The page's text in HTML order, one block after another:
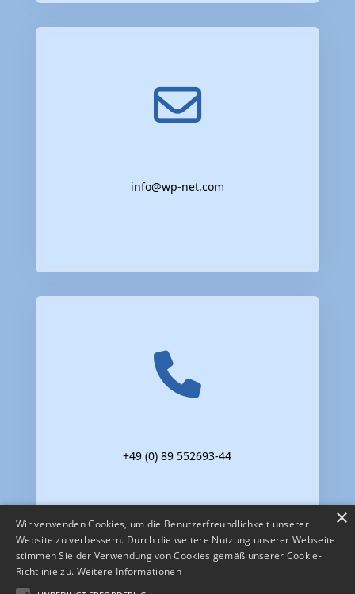
info@wp-net.com
+49 (0) 89 552693-44
×
Wir verwenden Cookies, um die Benutzerfreundlichkeit unserer
Website zu verbessern. Durch die weitere Nutzung unserer Webseite
stimmen Sie der Verwendung von Cookies gemäß unserer Cookie-
Richtlinie zu. Weitere Informationen